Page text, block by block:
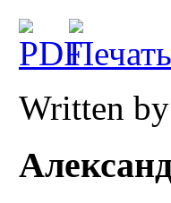
Written by